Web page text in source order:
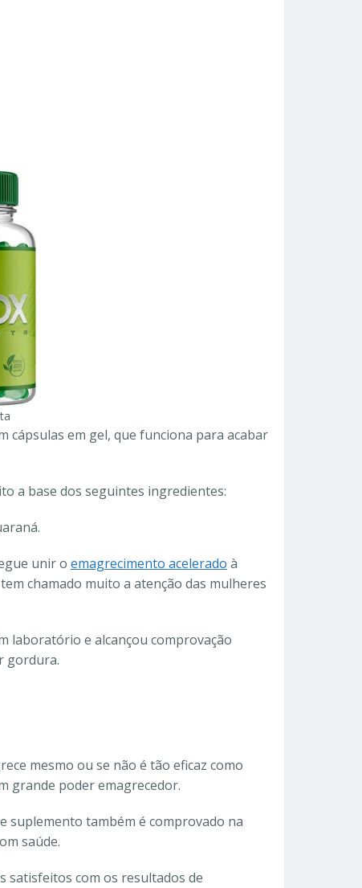
cápsulas em gel, que funciona para acabar
a base dos seguintes ingredientes:
unir o emagrecimento acelerado à
chamado muito a atenção das mulheres
laboratório e alcançou comprovação
gordura.
mesmo ou se não é tão eficaz como
grande poder emagrecedor.
suplemento também é comprovado na
saúde.
satisfeitos com os resultados de